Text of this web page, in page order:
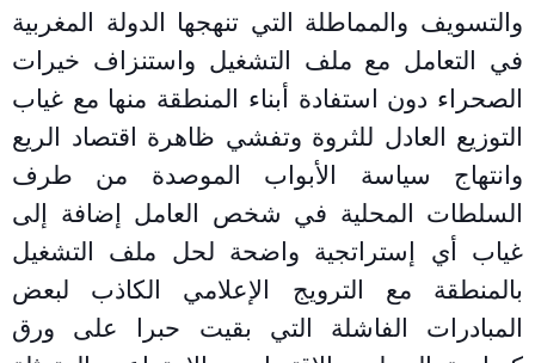
والتسويف والمماطلة التي تنهجها الدولة المغربية
في التعامل مع ملف التشغيل واستنزاف خيرات
الصحراء دون استفادة أبناء المنطقة منها مع غياب
التوزيع العادل للثروة وتفشي ظاهرة اقتصاد الريع
وانتهاج سياسة الأبواب الموصدة من طرف
السلطات المحلية في شخص العامل إضافة إلى
غياب أي إستراتجية واضحة لحل ملف التشغيل
بالمنطقة مع الترويج الإعلامي الكاذب لبعض
المبادرات الفاشلة التي بقيت حبرا على ورق